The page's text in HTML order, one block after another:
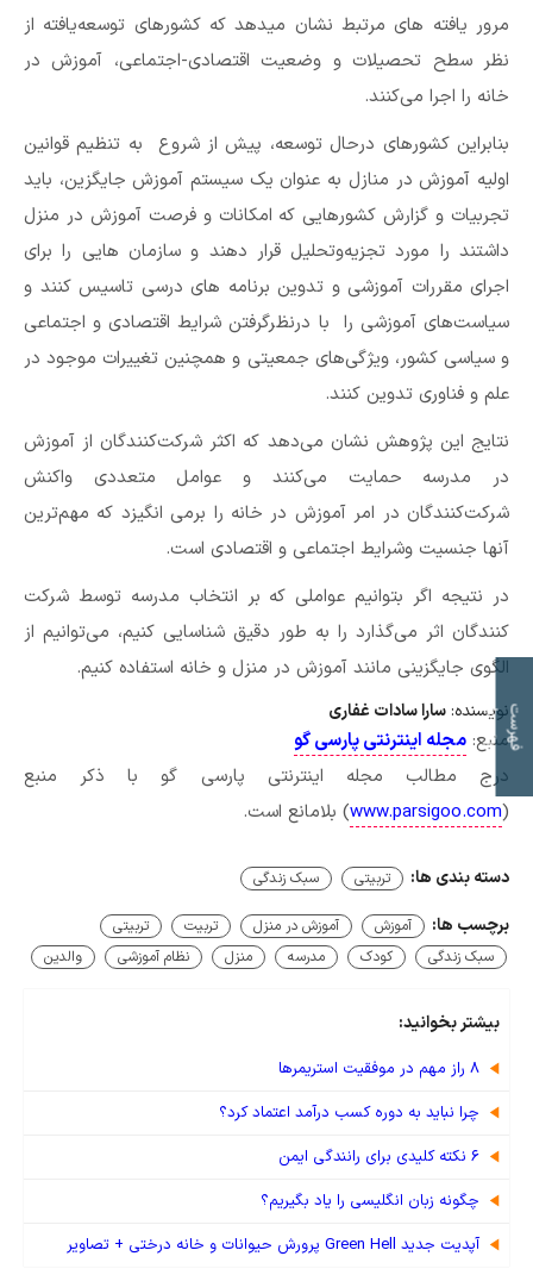
مرور یافته های مرتبط نشان میدهد که کشورهای توسعه‌یافته از
نظر سطح تحصیلات و وضعیت اقتصادی-اجتماعی، آموزش در
خانه را اجرا می‌کنند.
بنابراین کشورهای درحال توسعه، پیش از شروع به تنظیم قوانین
اولیه آموزش در منازل به عنوان یک سیستم آموزش جایگزین، باید
تجربیات و گزارش کشورهایی که امکانات و فرصت آموزش در منزل
داشتند را مورد تجزیه‌وتحلیل قرار دهند و سازمان هایی را برای
اجرای مقررات آموزشی و تدوین برنامه های درسی تاسیس کنند و
سیاست‌های آموزشی را با درنظرگرفتن شرایط اقتصادی و اجتماعی
و سیاسی کشور، ویژگی‌های جمعیتی و همچنین تغییرات موجود در
علم و فناوری تدوین کنند.
نتایج این پژوهش نشان می‌دهد که اکثر شرکت‌کنندگان از آموزش
در مدرسه حمایت می‌کنند و عوامل متعددی واکنش
شرکت‌کنندگان در امر آموزش در خانه را برمی انگیزد که مهم‌ترین
آنها جنسیت وشرایط اجتماعی و اقتصادی است.
در نتیجه اگر بتوانیم عواملی که بر انتخاب مدرسه توسط شرکت
کنندگان اثر می‌گذارد را به طور دقیق شناسایی کنیم، می‌توانیم از
الگوی جایگزینی مانند آموزش در منزل و خانه استفاده کنیم.
نویسنده: سارا سادات غفاری
منبع: مجله اینترنتی پارسی گو
درج مطالب مجله اینترنتی پارسی گو با ذکر منبع
(
www.parsigoo.com) بلامانع است.
ف
ه
ر
س
ت
م
و
ض
و
ع
ات
دسته بندی ها: تربیتی سبک زندگی
برچسب ها: آموزش آموزش در منزل تربیت
تربیتی
سبک زندگی
کودک مدرسه منزل نظام آموزشی والدین
بیشتر بخوانید:
۸ راز مهم در موفقیت استریمرها
چرا نباید به دوره کسب درآمد اعتماد کرد؟
۶ نکته کلیدی برای رانندگی ایمن
چگونه زبان انگلیسی را یاد بگیریم؟
آپدیت جدید Green Hell پرورش حیوانات و خانه درختی + تصاویر